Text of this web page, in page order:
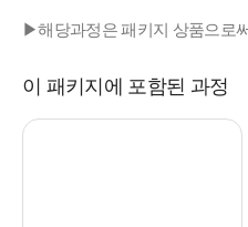
▶해당과정은 패키지 상품으로
이 패키지에 포함된 과정